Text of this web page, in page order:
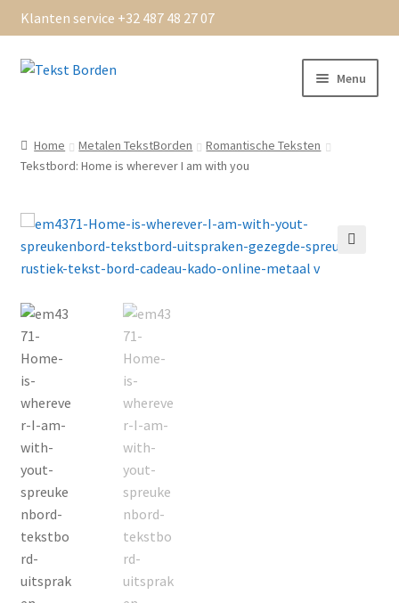
Klanten service +32 487 48 27 07
Ga
Ga
Menu
Algemene Voorwaarden
bedankt
Beoordelingen
Bestellen
Betaling OK
Contact
Groothandel
Home
Klantendienst: +32 487 48 27 07
Merken
Home Metalen TekstBorden
Romantische Teksten
Tekstbord: Home is wherever I am with you